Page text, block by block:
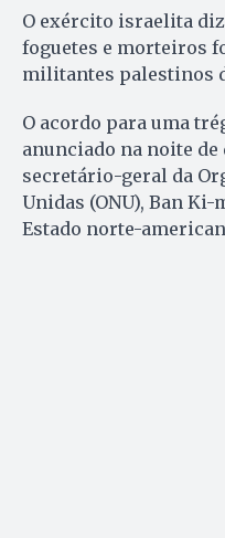
O exército israelita
foguetes e morteiros
militantes palestinos
O acordo para uma
anunciado na noite
secretário-geral da
Unidas (ONU), Ban
Estado norte-